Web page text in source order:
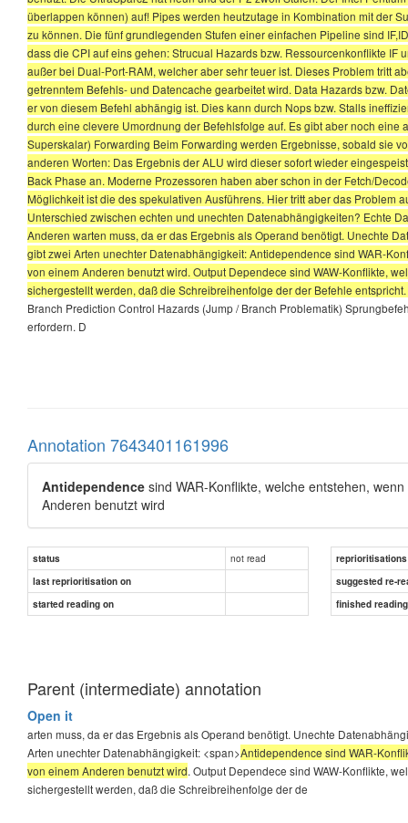
überlappen können) auf! Pipes werden heutzutage in Kombination mit der
zu können. Die fünf grundlegenden Stufen einer einfachen Pipeline sind
dass die CPI auf eins gehen: Strucual Hazards bzw. Ressourcenkonflikte
außer bei Dual-Port-RAM, welcher aber sehr teuer ist. Dieses Problem tritt
getrenntem Befehls- und Datencache gearbeitet wird. Data Hazards bzw.
er von diesem Befehl abhängig ist. Dies kann durch Nops bzw. Stalls
durch eine clevere Umordnung der Befehlsfolge auf. Es gibt aber noch
Superskalar) Forwarding Beim Forwarding werden Ergebnisse, sobald sie
anderen Worten: Das Ergebnis der ALU wird dieser sofort wieder
Back Phase an. Moderne Prozessoren haben aber schon in der Fetch/
Möglichkeit ist die des spekulativen Ausführens. Hier tritt aber das Problem
Unterschied zwischen echten und unechten Datenabhängigkeiten? Echte
Anderen warten muss, da er das Ergebnis als Operand benötigt. Unechte
gibt zwei Arten unechter Datenabhängigkeit: Antidependence sind WAR-
von einem Anderen benutzt wird. Output Dependece sind WAW-Konflikte,
sichergestellt werden, daß die Schreibreihenfolge der der Befehle
Branch Prediction Control Hazards (Jump / Branch Problematik)
erfordern. D
Annotation 7643401161996
Antidependence sind WAR-Konflikte, welche entstehen,
Anderen benutzt wird
status not read
reprioritisations
last reprioritisation on
suggested re-
started reading on
finished
Parent (intermediate) annotation
Open it
arten muss, da er das Ergebnis als Operand benötigt. Unechte
Arten unechter Datenabhängigkeit: <span>Antidependence sind WAR-
von einem Anderen benutzt wird. Output Dependece sind WAW-Konflikte,
sichergestellt werden, daß die Schreibreihenfolge der de